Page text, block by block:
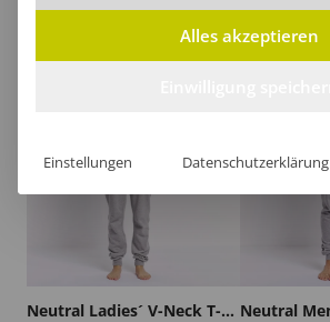
Neutral Ladies´ V-Neck T-Shirt
Alles akzeptieren
Einstellungen Datenschutzerklärung